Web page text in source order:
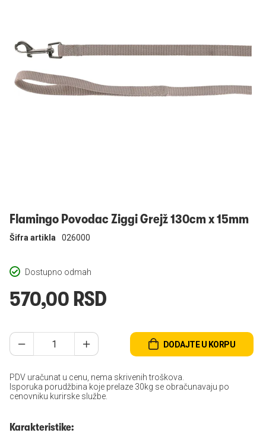
Flamingo Povodac Ziggi Grejž 130cm x 15mm
Dostupno odmah
Šifra artikla 026000
570,00 RSD
DODAJTE U KORPU
PDV uračunat u cenu, nema skrivenih troškova.
Isporuka porudžbina koje prelaze 30kg se obračunavaju po
cenovniku kurirske službe.
Karakteristike: